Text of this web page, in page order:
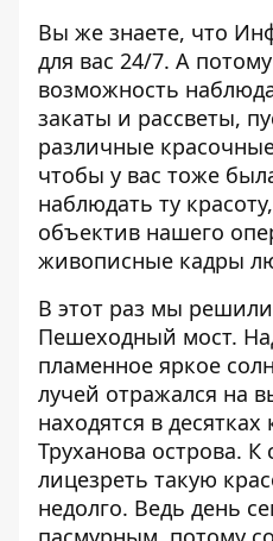
Вы же знаете, что
для вас 24/7. А
возможность
закаты и рассветы,
различные
чтобы у вас тоже
наблюдать ту
объектив нашего
живописные кадры
В этот раз мы
Пешеходный мост.
пламенное яркое
лучей отражался на
находятся в
Труханова острова.
лицезреть такую
недолго. Ведь день